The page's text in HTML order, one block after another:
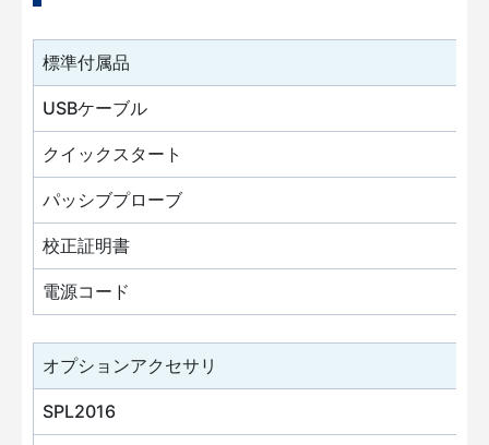
標準付属品
USBケーブル
クイックスタート
パッシブプローブ
校正証明書
電源コード
オプションアクセサリ
SPL2016